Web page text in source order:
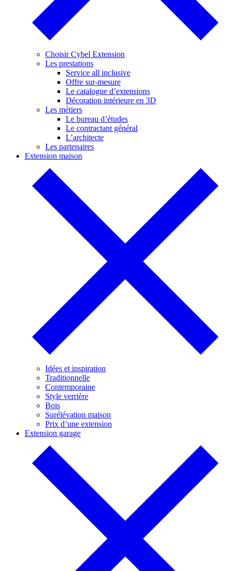
Choisir Cybel Extension
Les prestations
Service all inclusive
Offre sur-mesure
Le catalogue d’extensions
Décoration intérieure en 3D
Les métiers
Le bureau d’études
Le contractant général
L’architecte
Les partenaires
Extension maison
Idées et inspiration
Traditionnelle
Contemporaine
Style verrière
Bois
Surélévation maison
Prix d’une extension
Extension garage